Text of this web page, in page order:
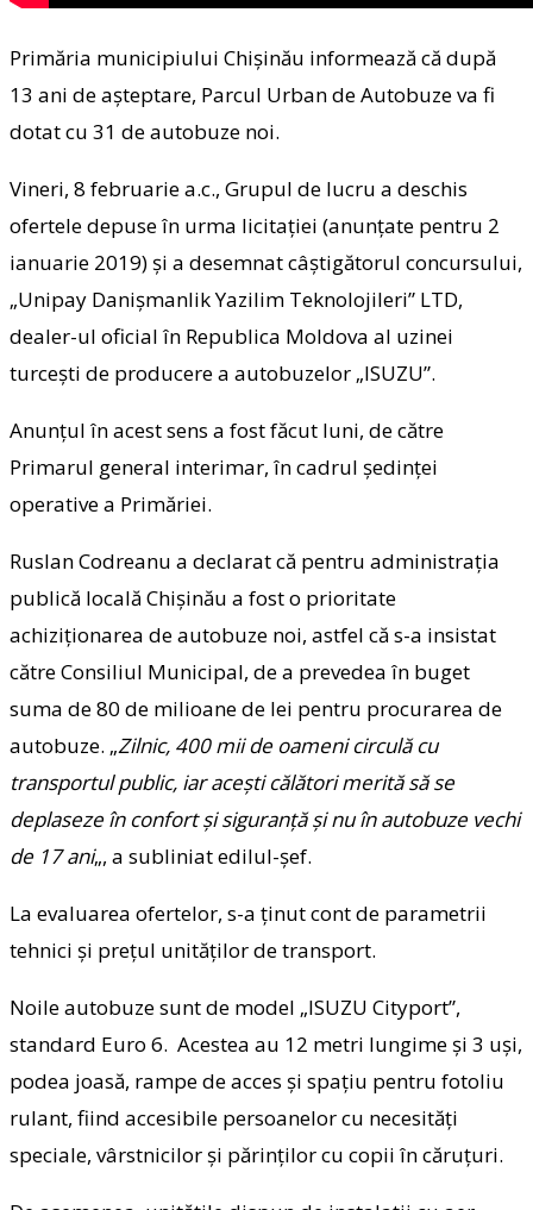
Primăria municipiului Chișinău informează că după
13 ani de așteptare, Parcul Urban de Autobuze va fi
dotat cu 31 de autobuze noi.
Vineri, 8 februarie a.c., Grupul de lucru a deschis
ofertele depuse în urma licitației (anunțate pentru 2
ianuarie 2019) și a desemnat câștigătorul concursului,
„Unipay Danișmanlik Yazilim Teknolojileri” LTD,
dealer-ul oficial în Republica Moldova al uzinei
turcești de producere a autobuzelor „ISUZU”.
Anunțul în acest sens a fost făcut luni, de către
Primarul general interimar, în cadrul ședinței
operative a Primăriei.
Ruslan Codreanu a declarat că pentru administrația
publică locală Chișinău a fost o prioritate
achiziționarea de autobuze noi, astfel că s-a insistat
către Consiliul Municipal, de a prevedea în buget
suma de 80 de milioane de lei pentru procurarea de
autobuze. „Zilnic, 400 mii de oameni circulă cu
transportul public, iar acești călători merită să se
deplaseze în confort și siguranță și nu în autobuze vechi
de 17 ani„, a subliniat edilul-șef.
La evaluarea ofertelor, s-a ținut cont de parametrii
tehnici și prețul unităților de transport.
Noile autobuze sunt de model „ISUZU Cityport”,
standard Euro 6. Acestea au 12 metri lungime și 3 uși,
podea joasă, rampe de acces și spațiu pentru fotoliu
rulant, fiind accesibile persoanelor cu necesități
speciale, vârstnicilor și părinților cu copii în căruțuri.